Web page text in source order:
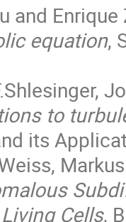
and
equation,
to
its
Cells,